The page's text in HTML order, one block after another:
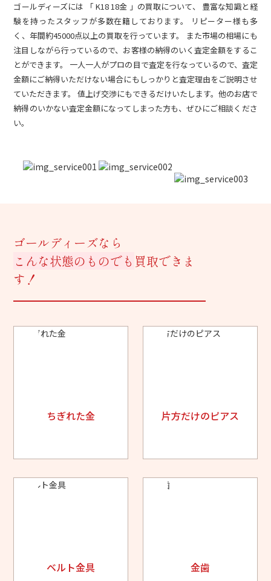
ゴールディーズには 「 K18 18金 」の買取について、 豊富な知識と経
験を持ったスタッフが多数在籍しております。 リピーター様も多
く、年間約45000点以上の買取を行っています。 また市場の相場にも
注目しながら行っているので、お客様の納得のいく査定金額をするこ
とができます。 一人一人がプロの目で査定を行なっているので、査定
金額にご納得いただけない場合にもしっかりと査定理由をご説明させ
ていただきます。 値上げ交渉にもできるだけいたします。他のお店で
納得のいかない査定金額になってしまった方も、ぜひにご相談くださ
い。
ゴールディーズなら
こんな状態のものでも 買取できま
す！
ちぎれた金 片方だけのピアス
ベルト金具 金歯